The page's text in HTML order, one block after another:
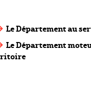
Le Département au
Le Département